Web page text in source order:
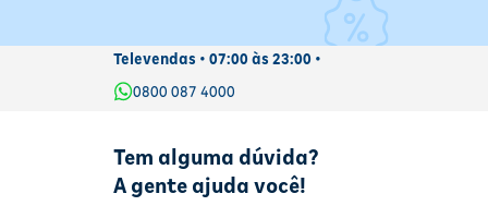
Televendas • 07:00 às 23:00 •
0800 087 4000
Tem alguma dúvida?
A gente ajuda você!